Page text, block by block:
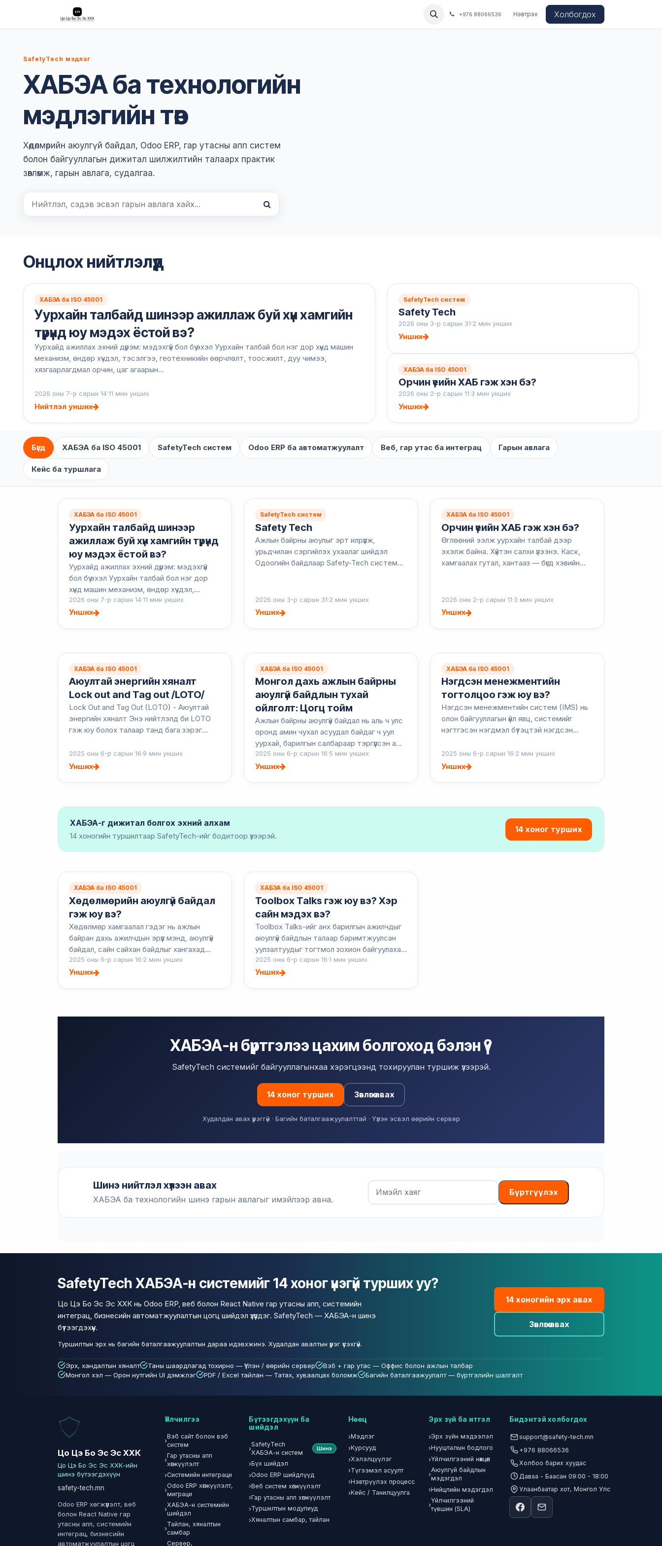
+976 88066536 Нэвтрэх Холбогдох
SafetyTech мэдлэг
ХАБЭА ба технологийн
мэдлэгийн төв
Хөдөлмөрийн аюулгүй байдал, Odoo ERP, гар утасны апп систем
болон байгууллагын дижитал шилжилтийн талаарх практик
зөвлөмж, гарын авлага, судалгаа.
Хайх
Онцлох нийтлэлүүд
ХАБЭА ба ISO 45001
Уурхайн талбайд шинээр ажиллаж буй хүн хамгийн
түрүүнд юу мэдэх ёстой вэ?
Уурхайд ажиллах эхний дүрэм: мэдэхгүй бол бүү эхэл Уурхайн талбай бол нэг дор хүнд машин
механизм, өндөр хүчдэл, тэсэлгээ, геотехникийн өөрчлөлт, тоосжилт, дуу чимээ,
хязгаарлагдмал орчин, цаг агаарын...
2026 оны 7-р сарын 14·11 мин унших
Нийтлэл унших
SafetyTech систем
Safety Tech
2026 оны 3-р сарын 31·2 мин унших
Унших
ХАБЭА ба ISO 45001
Орчин үеийн ХАБ гэж хэн бэ?
2026 оны 2-р сарын 11·3 мин унших
Унших
Бүгд ХАБЭА ба ISO 45001 SafetyTech систем Odoo ERP ба автоматжуулалт Веб, гар утас ба интеграц Гарын авлага
Кейс ба туршлага
ХАБЭА ба ISO 45001
Уурхайн талбайд шинээр
ажиллаж буй хүн хамгийн түрүүнд
юу мэдэх ёстой вэ?
Уурхайд ажиллах эхний дүрэм: мэдэхгүй
бол бүү эхэл Уурхайн талбай бол нэг дор
хүнд машин механизм, өндөр хүчдэл,
тэсэлгээ, геотехникийн өөрчлөлт,
тоосжилт, дуу чимээ, хязгаарлагдмал
2026 оны 7-р сарын 14·11 мин унших
Унших
SafetyTech систем
Safety Tech
Ажлын байрны аюулыг эрт илрүүлж,
урьдчилан сэргийлэх ухаалаг шийдэл
Одоогийн байдлаар Safety-Tech системд
ажлын байрны эрсдэлийг ш...
2026 оны 3-р сарын 31·2 мин унших
Унших
ХАБЭА ба ISO 45001
Орчин үеийн ХАБ гэж хэн бэ?
Өглөөний ээлж уурхайн талбай дээр
эхэлж байна. Хүйтэн салхи үлээнэ. Каск,
хамгаалах гутал, хантааз — бүгд хэвийн
ийм асуулт...
2026 оны 2-р сарын 11·3 мин унших
Унших
ХАБЭА ба ISO 45001
Аюултай энергийн хяналт
Lock out and Tag out /LOTO/
Lock Out and Tag Out (LOTO) - Аюултай
энергийн хяналт Энэ нийтлэлд би LOTO
гэж юу болох талаар танд бага зэрэг
таслах нь товчоор LOTO гэж нэрлэгддэг
бөгөөд хүн...
2025 оны 6-р сарын 16·9 мин унших
Унших
ХАБЭА ба ISO 45001
Монгол дахь ажлын байрны
аюулгүй байдлын тухай
ойлголт: Цогц тойм
Ажлын байрны аюулгүй байдал нь аль ч улс
оронд амин чухал асуудал байдаг ч уул
уурхай, барилгын салбараар тэргүүлсэн аж
үйлдвэрийн салбар хөгжиж буй Монгол
Улсын хувьд ажилчдыг хамгаалах нь
2025 оны 6-р сарын 16·5 мин унших
Унших
ХАБЭА ба ISO 45001
Нэгдсэн менежментийн
тогтолцоо гэж юу вэ?
Нэгдсэн менежментийн систем (IMS) нь
олон байгууллагын үйл явц, системийг
нэгтгэсэн нэгдмэл бүтэцтэй нэгдсэн
тусад нь удирдахын оронд чанар, байгаль
орчин, эрүүл ...
2025 оны 6-р сарын 16·2 мин унших
Унших
ХАБЭА-г дижитал болгох эхний алхам
14 хоногийн туршилтаар SafetyTech-ийг бодитоор үзээрэй.
14 хоног турших
ХАБЭА ба ISO 45001
Хөдөлмөрийн аюулгүй байдал
гэж юу вэ?
Хөдөлмөр хамгаалал гэдэг нь ажлын
байран дахь ажилчдын эрүүл мэнд, аюулгүй
байдал, сайн сайхан байдлыг хангахад
чиглэсэн үйл ажиллагаа, бодлого, дүрэм
журмыг хэлдэг. Энэ нь гэмтэл, өвчин,
2025 оны 6-р сарын 16·2 мин унших
Унших
ХАБЭА ба ISO 45001
Toolbox Talks гэж юу вэ? Хэр
сайн мэдэх вэ?
Toolbox Talks-ийг анх барилгын ажилчдыг
аюулгүй байдлын талаар баримтжуулсан
уулзалтуудыг тогтмол зохион байгуулахад
урамшуулах арга болгон ашиглаж байсан.
Энэ яриаг хийх хамгийн тохиромжтой цаг
2025 оны 6-р сарын 16·1 мин унших
Унших
ХАБЭА-н бүртгэлээ цахим болгоход бэлэн үү?
SafetyTech системийг байгууллагынхаа хэрэгцээнд тохируулан туршиж үзээрэй.
14 хоног турших Зөвлөгөө авах
Худалдан авах үүрэггүй · Багийн баталгаажуулалттай · Үүлэн эсвэл өөрийн сервер
Шинэ нийтлэл хүлээн авах
ХАБЭА ба технологийн шинэ гарын авлагыг имэйлээр авна.
Имэйл
Бүртгүүлэх
SafetyTech ХАБЭА-н системийг 14 хоног үнэгүй турших уу?
Цо Цэ Бо Эс Эс ХХК нь Odoo ERP, веб болон React Native гар утасны апп, системийн
интеграц, бизнесийн автоматжуулалтын цогц шийдэл үзүүлдэг. SafetyTech — ХАБЭА-н шинэ
бүтээгдэхүүн.
Туршилтын эрх нь багийн баталгаажуулалтын дараа идэвхжинэ. Худалдан авалтын үүрэг үүсэхгүй.
14 хоногийн эрх авах
Зөвлөгөө авах
Эрх, хандалтын хяналт Таны шаардлагад тохирно — Үүлэн / өөрийн сервер
Вэб + гар утас — Оффис болон ажлын талбар
Монгол хэл — Орон нутгийн UI дэмжлэг
PDF / Excel тайлан — Татах, хуваалцах боломж Багийн баталгаажуулалт — бүртгэлийн шалгалт
Цо Цэ Бо Эс Эс ХХК
Цо Цэ Бо Эс Эс ХХК-ийн
шинэ бүтээгдэхүүн
safety-tech.mn
Odoo ERP хөгжүүлэлт, веб
болон React Native гар
утасны апп, системийн
интеграц, бизнесийн
автоматжуулалтын цогц
Үйлчилгээ
›
Вэб сайт болон вэб
систем
›
Гар утасны апп
хөгжүүлэлт
›Системийн интеграци
›
Odoo ERP хөгжүүлэлт,
миграци
›
ХАБЭА-н системийн
шийдэл
›
Тайлан, хяналтын
самбар
Сервер,
Бүтээгдэхүүн ба
шийдэл
›
SafetyTech
ХАБЭА-н систем
Шинэ
›Бүх шийдэл
›Odoo ERP шийдлүүд
›Веб систем хөгжүүлэлт
›Гар утасны апп хөгжүүлэлт
›Туршилтын модулиуд
›Хяналтын самбар, тайлан
Нөөц
›Мэдлэг
›Курсууд
›Хэлэлцүүлэг
›Түгээмэл асуулт
›Нэвтрүүлэх процесс
›Кейс / Танилцуулга
Эрх зүй ба итгэл
›Эрх зүйн мэдээлэл
›Нууцлалын бодлого
›Үйлчилгээний нөхцөл
›
Аюулгүй байдлын
мэдэгдэл
›Нийцлийн мэдэгдэл
›
Үйлчилгээний
түвшин (SLA)
Бидэнтэй холбогдох
support@safety-tech.mn
+976 88066536
Холбоо барих хуудас
Даваа - Баасан 09:00 - 18:00
Улаанбаатар хот, Монгол Улс